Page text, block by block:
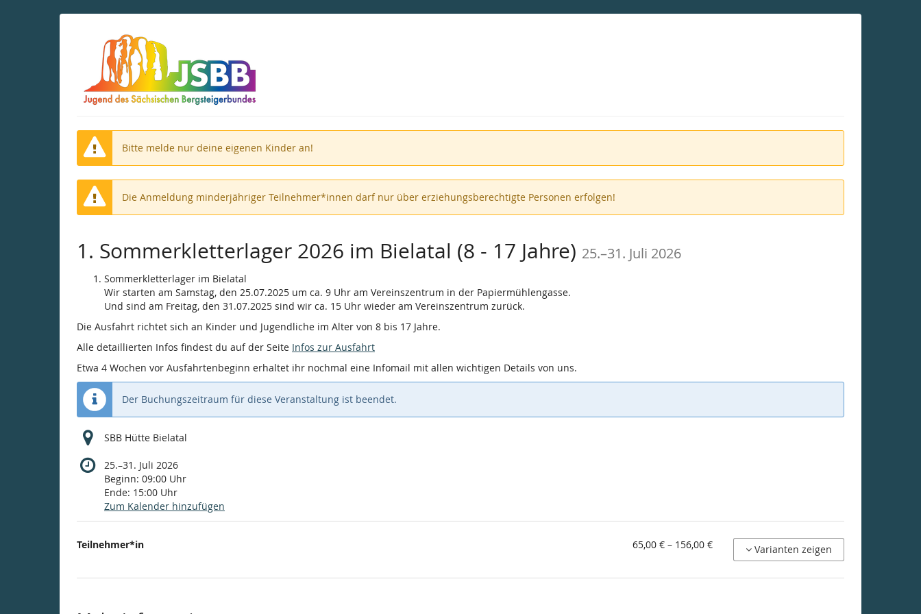
Bitte melde nur deine eigenen Kinder an!
Die Anmeldung minderjähriger Teilnehmer*innen darf nur über erziehungsberechtigte Personen erfolgen!
1. Sommerkletterlager 2026 im Bielatal (8 - 17 Jahre) 25.–bis
31. Juli 2026
Sommerkletterlager im Bielatal
Wir starten am Samstag, den 25.07.2025 um ca. 9 Uhr am Vereinszentrum in der Papiermühlengasse.
Und sind am Freitag, den 31.07.2025 sind wir ca. 15 Uhr wieder am Vereinszentrum zurück.
Die Ausfahrt richtet sich an Kinder und Jugendliche im Alter von 8 bis 17 Jahre.
Alle detaillierten Infos findest du auf der Seite Infos zur Ausfahrt
Etwa 4 Wochen vor Ausfahrtenbeginn erhaltet ihr nochmal eine Infomail mit allen wichtigen Details von uns.
Der Buchungszeitraum für diese Veranstaltung ist beendet.
SBB Hütte Bielatal
25.–bis
31. Juli 2026
Beginn: 09:00 Uhr
Ende: 15:00 Uhr
Zum Kalender hinzufügen
Produkte
Produkte
Teilnehmer*in
von
65,00 € – 156,00 € Varianten zeigen